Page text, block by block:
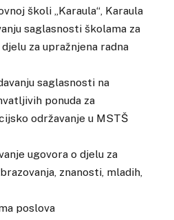
školi „Karaula“, Karaula
saglasnosti školama za
za upražnjena radna
saglasnosti na
ponuda za
održavanje u MSTŠ
ugovora o djelu za
znanosti, mladih,
poslova